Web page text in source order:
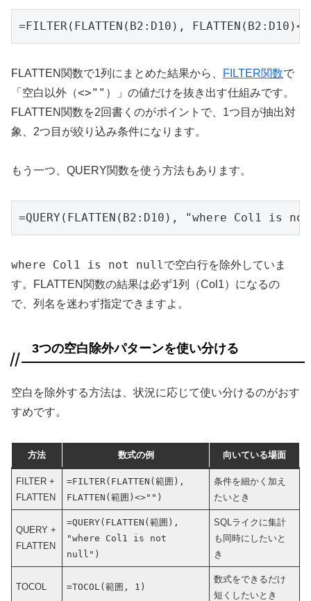
=FILTER(FLATTEN(B2:D10),
FLATTEN関数で1列にまとめた結果から、 FILTER関数で
「空白以外（<>"" ）」の値だけを抜き出す仕組みです。
FLATTEN関数を2回書くのがポイントで、1つ目が抽出対
象、2つ目が絞り込み条件になります。
もう一つ、QUERY関数を使う方法もあります。
=QUERY(FLATTEN(B2:D10), "where Col1 is
where Col1 is not nullで空白行を除外していま
す。FLATTEN関数の結果は必ず1列（Col1）になるの
で、列名を迷わず指定できますよ。
3つの空白除外パターンを使い分ける
空白を除外する方法は、状況に応じて使い分けるのがおす
すめです。
方法 数式の例 向いている場面
FILTER +
FLATTEN
=FILTER(FLATTEN(範囲),
FLATTEN(範囲)<>"")
条件を細かく加え
たいとき
QUERY +
FLATTEN
=QUERY(FLATTEN(範囲),
"where Col1 is not
null")
SQLライクに集計
も同時にしたいと
き
TOCOL =TOCOL(範囲, 1)
数式をできるだけ
短くしたいとき